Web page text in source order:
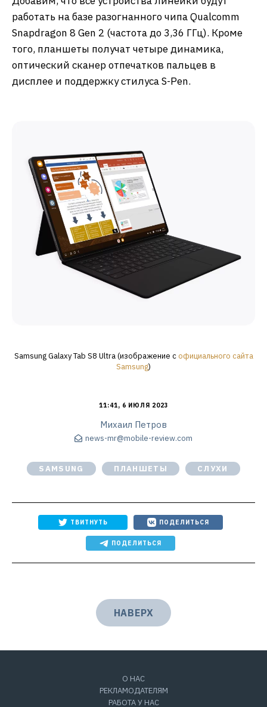
работать на базе разогнанного чипа Qualcomm
Snapdragon 8 Gen 2 (частота до 3,36 ГГц). Кроме
того, планшеты получат четыре динамика,
оптический сканер отпечатков пальцев в
дисплее и поддержку стилуса S-Pen.
Samsung Galaxy Tab S8 Ultra (изображение софициального сайта
Samsung)
11:41, 6 ИЮЛЯ 2023
Михаил Петров
news-mr@mobile-review.com
SAMSUNG ПЛАНШЕТЫ СЛУХИ
ТВИТНУТЬ ПОДЕЛИТЬСЯ
ПОДЕЛИТЬСЯ
НАВЕРХ
О НАС
РЕКЛАМОДАТЕЛЯМ
РАБОТА У НАС